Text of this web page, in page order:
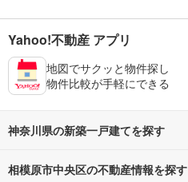
Yahoo!不動産 アプリ
地図でサクッと物件探し
物件比較が手軽にできる
神奈川県の新築一戸建てを探す
路線・駅から探す
相模原市中央区の不動産情報を探す